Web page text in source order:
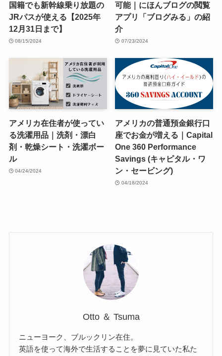
国籍でも新幹線乗り放題の
JRパスが使える【2025年
12月31日まで】
08/15/2024
可能｜にほんブログの閲覧
アプリ「ブログみる」の紹
介
07/23/2024
アメリカ在住者が使ってい
る洗濯用品｜洗剤・漂白
剤・乾燥シート・洗濯ボー
ル
04/24/2024
アメリカの普通預金銀行口
座でお金が増える｜Capital
One 360 Performance
Savings (キャピタル・ワ
ン・セービング)
04/18/2024
Otto ＆ Tsuma
ニューヨーク、ブルックリン在住。
英語を使って海外で生活することを夢に見ていた私た